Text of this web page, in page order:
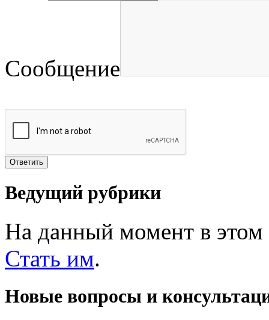
Сообщение
Ведущий рубрики
На данный момент в этом
Стать им.
Новые вопросы и